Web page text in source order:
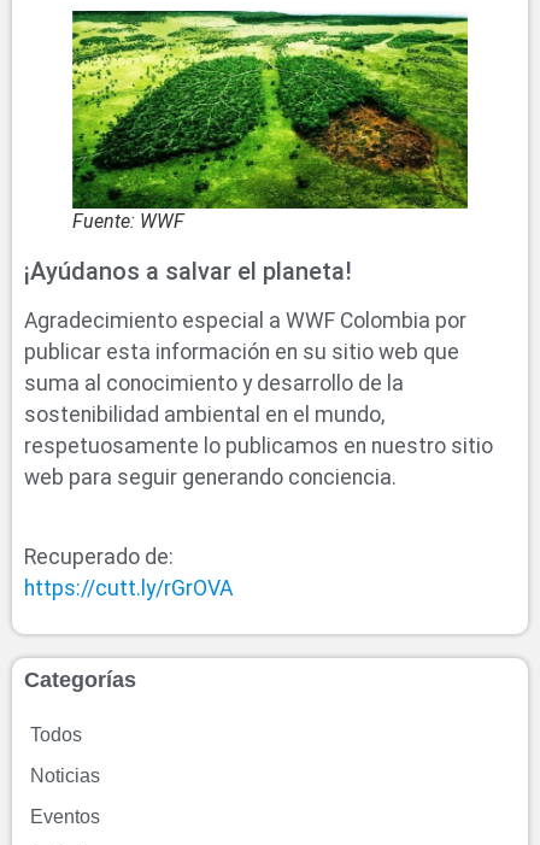
Fuente: WWF
¡Ayúdanos a salvar el planeta!
Agradecimiento especial a WWF Colombia por
publicar esta información en su sitio web que
suma al conocimiento y desarrollo de la
sostenibilidad ambiental en el mundo,
respetuosamente lo publicamos en nuestro sitio
web para seguir generando conciencia.
Recuperado de:
https://cutt.ly/rGrOVA
Categorías
Todos
Noticias
Eventos